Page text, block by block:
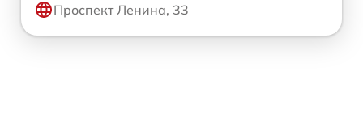
Проспект Ленина, 33